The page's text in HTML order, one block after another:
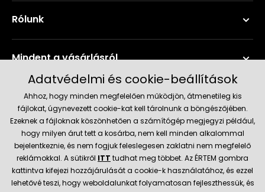
Rólunk
Mindent a vásárlásról
Szerviz és támogatás
Aktuális információk
Szállítás és fizetési módok
Adatvédelmi és cookie-beállítások
Ahhoz, hogy minden megfelelően működjön, átmenetileg kis
fájlokat, úgynevezett cookie-kat kell tárolnunk a böngészőjében.
Ezeknek a fájloknak köszönhetően a számítógép megjegyzi például,
hogy milyen árut tett a kosárba, nem kell minden alkalommal
bejelentkeznie, és nem fogjuk feleslegesen zaklatni nem megfelelő
reklámokkal. A sütikről ITT tudhat meg többet. Az ÉRTEM gombra
kattintva kifejezi hozzájárulását a cookie-k használatához, és ezzel
lehetővé teszi, hogy weboldalunkat folyamatosan fejleszthessük, és